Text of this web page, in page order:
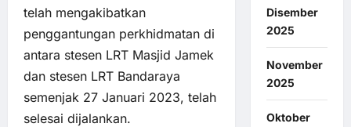
telah mengakibatkan
penggantungan perkhidmatan di
antara stesen LRT Masjid Jamek
dan stesen LRT Bandaraya
semenjak 27 Januari 2023, telah
selesai dijalankan.
Disember
2025
November
2025
Oktober